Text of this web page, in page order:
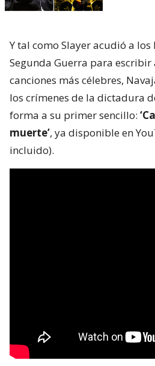
Y tal como Slayer acudió a
Segunda Guerra para escribir
canciones más célebres,
los crímenes de la dictadura
forma a su primer sencillo:
muerte’, ya disponible en
incluido).